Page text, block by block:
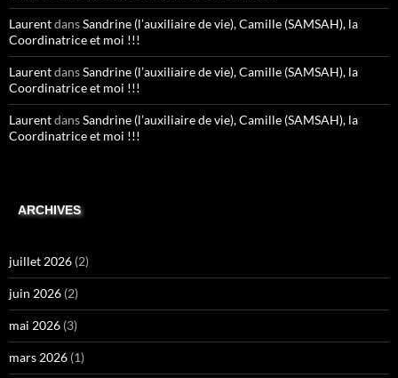
LaurentdansSandrine (l’auxiliaire de vie), Camille (SAMSAH), la
Coordinatrice et moi !!!
LaurentdansSandrine (l’auxiliaire de vie), Camille (SAMSAH), la
Coordinatrice et moi !!!
LaurentdansSandrine (l’auxiliaire de vie), Camille (SAMSAH), la
Coordinatrice et moi !!!
ARCHIVES
juillet 2026 (2)
juin 2026 (2)
mai 2026 (3)
mars 2026 (1)